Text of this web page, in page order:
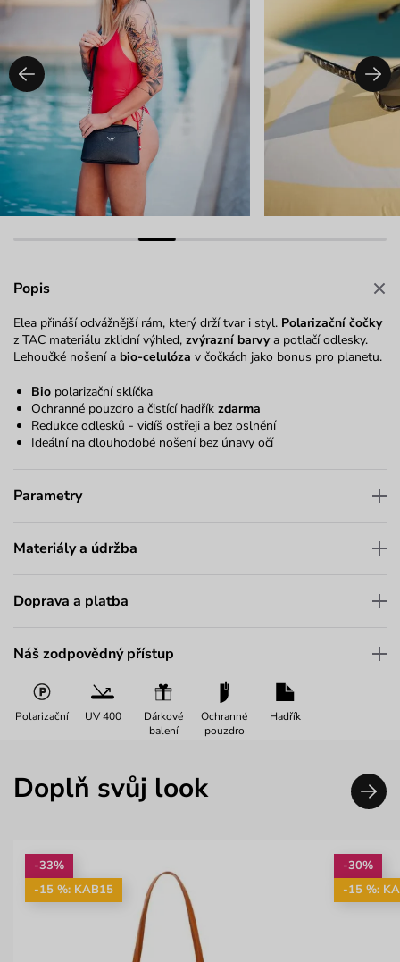
Popis
Elea přináší odvážnější rám, který drží tvar i styl. Polarizační čočky
z TAC materiálu zklidní výhled, zvýrazní barvya potlačí odlesky.
Lehoučké nošení a bio-celulóza v čočkách jako bonus pro planetu.
Bio polarizační sklíčka
Ochranné pouzdro a čistící hadřík zdarma
Redukce odlesků - vidíš ostřeji a bez oslnění
Ideální na dlouhodobé nošení bez únavy očí
Parametry
Materiály a údržba
Doprava a platba
Náš zodpovědný přístup
Polarizační UV 400
Dárkové
balení
Ochranné
pouzdro
Hadřík
Doplň svůj look
-33%
-15 %: KAB15
-30%
-15 %: